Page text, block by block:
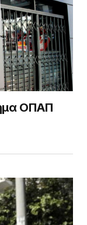
ΟΠΑΠ